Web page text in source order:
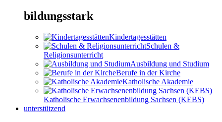
bildungsstark
Kindertagesstätten
Schulen &
Religionsunterricht
Ausbildung und Studium
Berufe in der Kirche
Katholische Akademie
Katholische Erwachsenenbildung Sachsen (KEBS)
unterstützend